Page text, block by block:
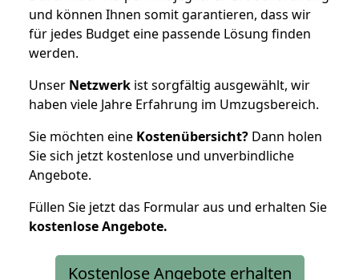
und können Ihnen somit garantieren, dass wir
für jedes Budget eine passende Lösung finden
werden.
Unser Netzwerk ist sorgfältig ausgewählt, wir
haben viele Jahre Erfahrung im Umzugsbereich.
Sie möchten eine Kostenübersicht? Dann holen
Sie sich jetzt kostenlose und unverbindliche
Angebote.
Füllen Sie jetzt das Formular aus und erhalten Sie
kostenloseAngebote.
Kostenlose Angebote erhalten